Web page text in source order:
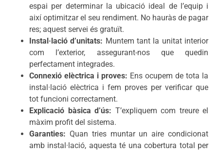
espai per determinar la ubicació ideal de l’equip i
així optimitzar el seu rendiment. No hauràs de pagar
res; aquest servei és gratuït.
Instal·lació d’unitats: Muntem tant la unitat interior
com l’exterior, assegurant-nos que quedin
perfectament integrades.
Connexió elèctrica i proves: Ens ocupem de tota la
instal·lació elèctrica i fem proves per verificar que
tot funcioni correctament.
Explicació bàsica d’ús: T’expliquem com treure el
màxim profit del sistema.
Garanties: Quan tries muntar un aire condicionat
amb instal·lació, aquesta té una cobertura total per